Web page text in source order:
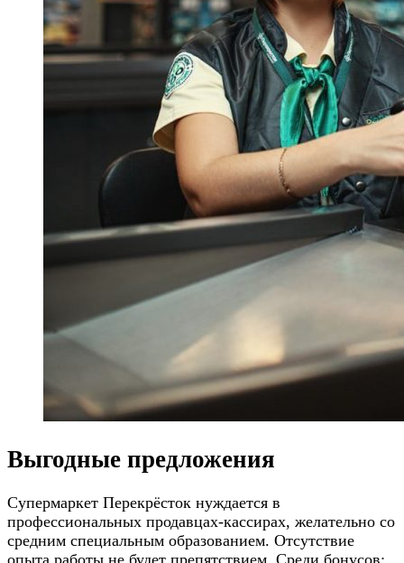
Выгодные предложения
Супермаркет Перекрёсток нуждается в
профессиональных продавцах-кассирах, желательно со
средним специальным образованием. Отсутствие